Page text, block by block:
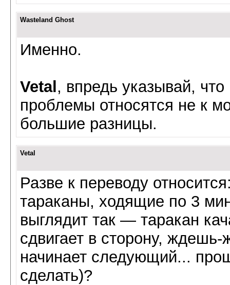
Wasteland Ghost
Именно.
Vetal, впредь указывай,
проблемы относятся не к
большие разницы.
Vetal
Разве к переводу
тараканы, ходящие по 3
выглядит так — таракан
сдвигает в сторону,
начинает следующий...
сделать)?